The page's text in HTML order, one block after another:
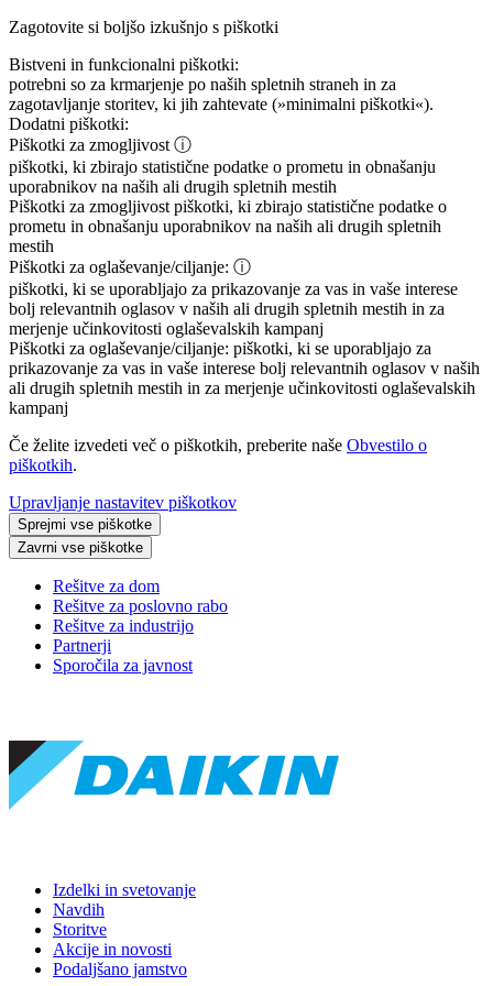
Zagotovite si boljšo izkušnjo s piškotki
Bistveni in funkcionalni piškotki:
potrebni so za krmarjenje po naših spletnih straneh in za
zagotavljanje storitev, ki jih zahtevate (»minimalni piškotki«).
Dodatni piškotki:
Piškotki za zmogljivost ⓘ
piškotki, ki zbirajo statistične podatke o prometu in obnašanju
uporabnikov na naših ali drugih spletnih mestih
Piškotki za zmogljivost piškotki, ki zbirajo statistične podatke o
prometu in obnašanju uporabnikov na naših ali drugih spletnih
mestih
Piškotki za oglaševanje/ciljanje: ⓘ
piškotki, ki se uporabljajo za prikazovanje za vas in vaše interese
bolj relevantnih oglasov v naših ali drugih spletnih mestih in za
merjenje učinkovitosti oglaševalskih kampanj
Piškotki za oglaševanje/ciljanje: piškotki, ki se uporabljajo za
prikazovanje za vas in vaše interese bolj relevantnih oglasov v naših
ali drugih spletnih mestih in za merjenje učinkovitosti oglaševalskih
kampanj
Če želite izvedeti več o piškotkih, preberite naše Obvestilo o
piškotkih.
Upravljanje nastavitev piškotkov
Sprejmi vse piškotke
Zavrni vse piškotke
Rešitve za dom
Rešitve za poslovno rabo
Rešitve za industrijo
Partnerji
Sporočila za javnost
Izdelki in svetovanje
Navdih
Storitve
Akcije in novosti
Podaljšano jamstvo